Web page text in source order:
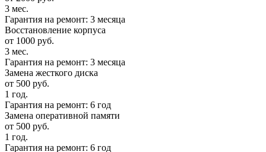
3 мес.
Гарантия на ремонт: 3 месяца
Восстановление корпуса
от 1000 руб.
3 мес.
Гарантия на ремонт: 3 месяца
Замена жесткого диска
от 500 руб.
1 год.
Гарантия на ремонт: 6 год
Замена оперативной памяти
от 500 руб.
1 год.
Гарантия на ремонт: 6 год